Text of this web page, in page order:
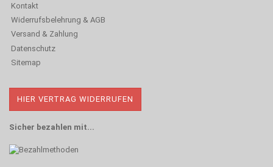
Kontakt
Widerrufsbelehrung & AGB
Versand & Zahlung
Datenschutz
Sitemap
HIER VERTRAG WIDERRUFEN
Sicher bezahlen mit...